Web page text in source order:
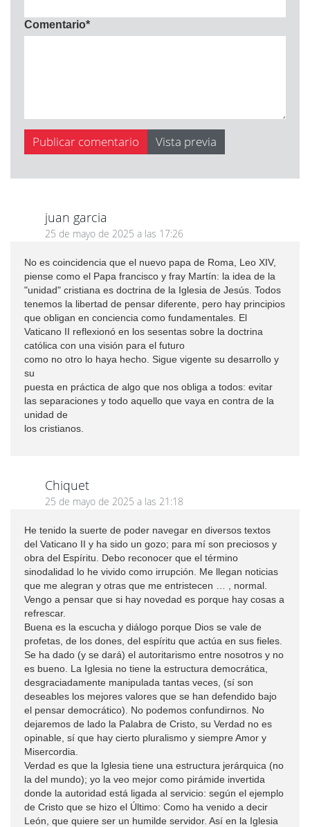
Comentario*
juan garcia
25 de mayo de 2025 a las 17:26
No es coincidencia que el nuevo papa de Roma, Leo XIV,
piense como el Papa francisco y fray Martín: la idea de la
"unidad" cristiana es doctrina de la Iglesia de Jesús. Todos
tenemos la libertad de pensar diferente, pero hay principios
que obligan en conciencia como fundamentales. El
Vaticano II reflexionó en los sesentas sobre la doctrina
católica con una visión para el futuro
como no otro lo haya hecho. Sigue vigente su desarrollo y
su
puesta en práctica de algo que nos obliga a todos: evitar
las separaciones y todo aquello que vaya en contra de la
unidad de
los cristianos.
Chiquet
25 de mayo de 2025 a las 21:18
He tenido la suerte de poder navegar en diversos textos
del Vaticano II y ha sido un gozo; para mí son preciosos y
obra del Espíritu. Debo reconocer que el término
sinodalidad lo he vivido como irrupción. Me llegan noticias
que me alegran y otras que me entristecen … , normal.
Vengo a pensar que si hay novedad es porque hay cosas a
refrescar.
Buena es la escucha y diálogo porque Dios se vale de
profetas, de los dones, del espíritu que actúa en sus fieles.
Se ha dado (y se dará) el autoritarismo entre nosotros y no
es bueno. La Iglesia no tiene la estructura democrática,
desgraciadamente manipulada tantas veces, (sí son
deseables los mejores valores que se han defendido bajo
el pensar democrático). No podemos confundirnos. No
dejaremos de lado la Palabra de Cristo, su Verdad no es
opinable, sí que hay cierto pluralismo y siempre Amor y
Misercordia.
Verdad es que la Iglesia tiene una estructura jerárquica (no
la del mundo); yo la veo mejor como pirámide invertida
donde la autoridad está ligada al servicio: según el ejemplo
de Cristo que se hizo el Último: Como ha venido a decir
León, que quiere ser un humilde servidor. Así en la Iglesia